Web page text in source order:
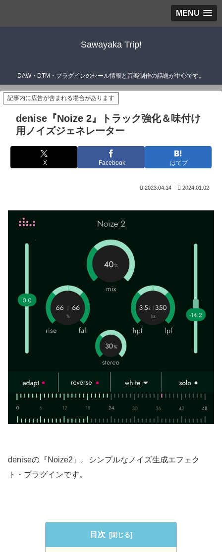
MENU
Sawayaka Trip!
DAW・DTM・プラグインのセール情報と音楽制作の話題が中心です。
記事内に広告が含まれる場合があります
denise『Noize 2』トラック強化＆味付け
用ノイズジェネレーター
X Facebook はてブ
2023.04.14 2024.01.02
deniseの『Noize2』。シンプルなノイズ生成エフェク
ト・プラグインです。
目次